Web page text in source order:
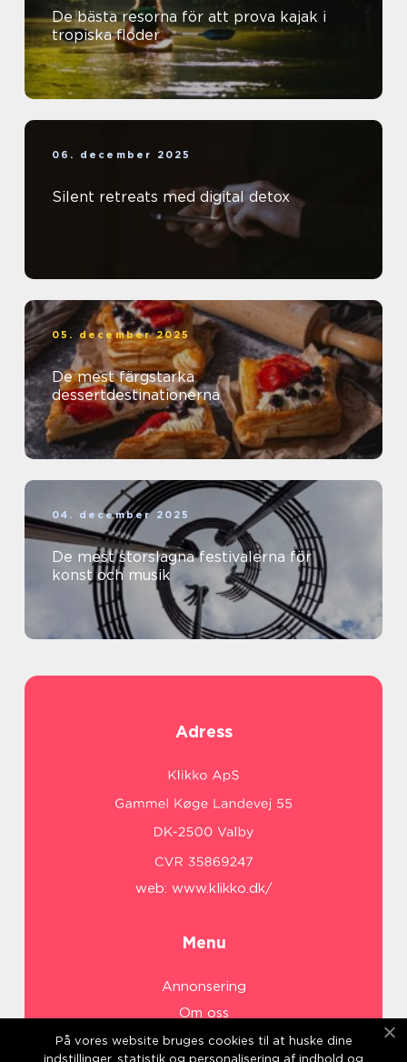
De bästa resorna för att prova kajak i
tropiska floder
06. december 2025
Silent retreats med digital detox
05. december 2025
De mest färgstarka
dessertdestinationerna
04. december 2025
De mest storslagna festivalerna för
konst och musik
Adress
web: www.klikko.dk/
Menu
Annonsering
Om oss
Cookies
På vores website bruges cookies til at huske dine
indstillinger, statistik og personalisering af indhold og